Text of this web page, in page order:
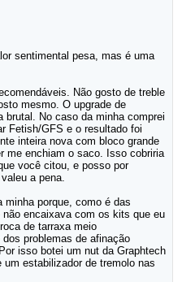
sentimental pesa, mas é uma
Não gosto de treble
mesmo. O upgrade de
brutal. No caso da minha comprei
Fetish/GFS e o resultado foi
inteira nova com bloco grande
me enchiam o saco. Isso cobriria
você citou, e posso por
a pena.
minha porque, como é das
encaixava com os kits que eu
de tarraxa meio
problemas de afinação
isso botei um nut da Graphtech
estabilizador de tremolo nas